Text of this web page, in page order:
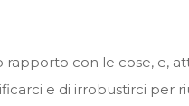
con le cose, e,
e di irrobustirci per